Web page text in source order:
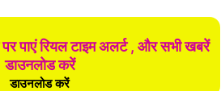
पाएं रियल टाइम अलर्ट , और सभी खबरें
डाउनलोड करें
डाउनलोड करें